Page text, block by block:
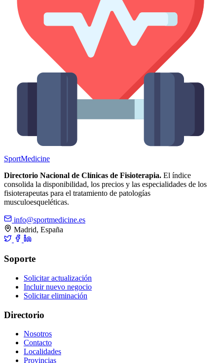
SportMedicine
Directorio Nacional de Clínicas de Fisioterapia. El índice
consolida la disponibilidad, los precios y las especialidades de los
fisioterapeutas para el tratamiento de patologías
musculoesqueléticas.
info@sportmedicine.es
Madrid, España
Soporte
Solicitar actualización
Incluir nuevo negocio
Solicitar eliminación
Directorio
Nosotros
Contacto
Localidades
Provincias